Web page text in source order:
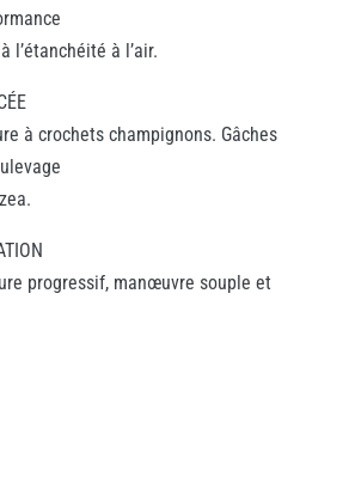
l’étanchéité à l’air.
à crochets champignons. Gâches
progressif, manœuvre souple et